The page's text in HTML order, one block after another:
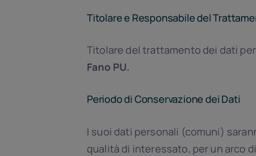
Titolare e Responsabile del
Titolare del trattamento dei dati
Fano PU.
Periodo di Conservazione dei Dati
I suoi dati personali (comuni)
qualità di interessato, per un arco